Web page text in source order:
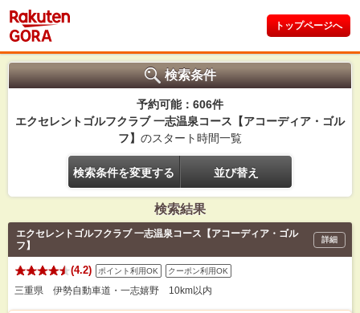
トップページへ
検索条件
予約可能：606件
エクセレントゴルフクラブ 一志温泉コース【アコーディア・ゴル
フ】 のスタート時間一覧
検索条件を変更する 並び替え
検索結果
エクセレントゴルフクラブ 一志温泉コース【アコーディア・ゴル
フ】
詳細
(4.2) ポイント利用OK クーポン利用OK
三重県 伊勢自動車道・一志嬉野 10km以内